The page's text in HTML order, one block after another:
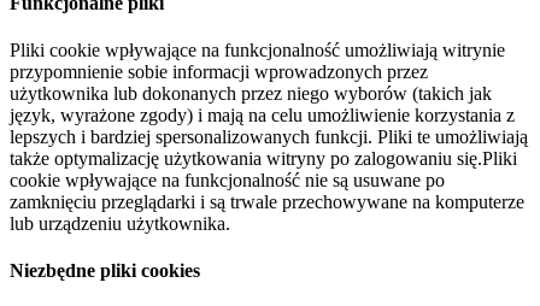
Pliki cookie wpływające na funkcjonalność umożliwiają witrynie
przypomnienie sobie informacji wprowadzonych przez
użytkownika lub dokonanych przez niego wyborów (takich jak
język, wyrażone zgody) i mają na celu umożliwienie korzystania z
lepszych i bardziej spersonalizowanych funkcji. Pliki te umożliwiają
także optymalizację użytkowania witryny po zalogowaniu się.Pliki
cookie wpływające na funkcjonalność nie są usuwane po
zamknięciu przeglądarki i są trwale przechowywane na komputerze
lub urządzeniu użytkownika.
Niezbędne pliki cookies